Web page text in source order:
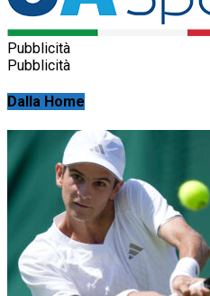
Pubblicità
Pubblicità
Dalla Home